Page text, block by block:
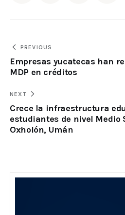
PREVIOUS
Empresas yucatecas han
MDP en créditos
NEXT
Crece la infraestructura
estudiantes de nivel Medio
Oxholón, Umán